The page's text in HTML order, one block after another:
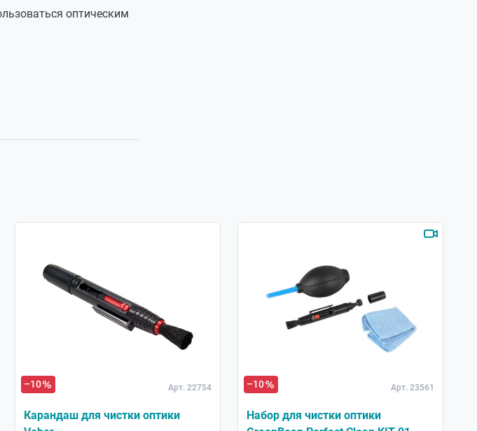
оптическим
–10
Арт. 22754
Карандаш для чистки оптики
–10 Арт. 23561
Набор для чистки оптики